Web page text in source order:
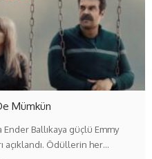
Mümkün
Ballıkaya güçlü Emmy
açıklandı. Ödüllerin her…